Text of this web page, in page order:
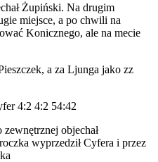
Żupiński. Na drugim
miejsce, a po chwili na
Konicznego, ale na mecie
a za Ljunga jako zz
4:2 4:2 54:42
objechał
wyprzedził Cyfera i przez